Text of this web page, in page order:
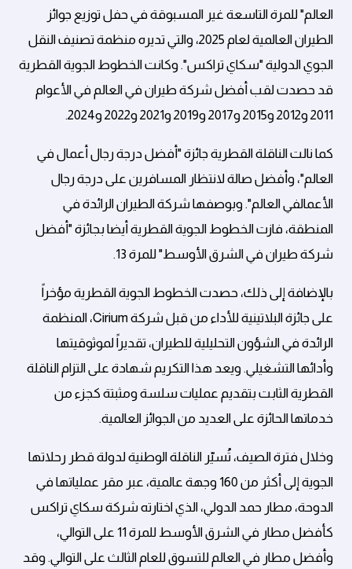
العالم" للمرة التاسعة غير المسبوقة في حفل توزيع جوائز
الطيران العالمية لعام 2025، والتي تديره منظمة تصنيف النقل
الجوي الدولية "سكاي تراكس". وكانت الخطوط الجوية القطرية
قد حصدت لقب أفضل شركة طيران في العالم في الأعوام
2011 و2012 و2015 و2017 و2019 و2021 و2022 و2024.
كما نالت الناقلة القطرية جائزة "أفضل درجة رجال أعمال في
العالم"، وأفضل صالة لانتظار المسافرين على درجة رجال
الأعمالفي العالم". وبوصفها شركة الطيران الرائدة في
المنطقة، فازت الخطوط الجوية القطرية أيضا بجائزة "أفضل
شركة طيران في الشرق الأوسط" للمرة 13.
بالإضافة إلى ذلك، حصدت الخطوط الجوية القطرية مؤخراً
على جائزة البلاتينية للأداء من قبل شركة Cirium، المنظمة
الرائدة في الشؤون التحليلية للطيران، تقديراً لموثوقيتها
وأدائها التشغيلي. ويعد هذا التكريم شهادة على التزام الناقلة
القطرية الثابت بتقديم عمليات سلسة ومثبتة كجزء من
خدماتها الحائزة على العديد من الجوائز العالمية.
وخلال فترة الصيف، تُسيّر الناقلة الوطنية لدولة قطر رحلاتها
الجوية إلى أكثر من 160 وجهة عالمية، عبر مقر عملياتها في
الدوحة، مطار حمد الدولي، الذي اختارته شركة سكاي تراكس
كأفضل مطار في الشرق الأوسط للمرة 11 على التوالي،
وأفضل مطار في العالم للتسوق للعام الثالث على التوالي. وقد